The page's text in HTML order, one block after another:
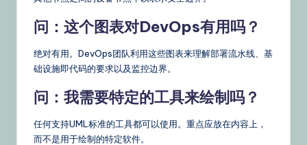
问：这个图表对DevOps有用吗？
绝对有用。DevOps团队利用这些图表来理解部署流水线、基
础设施即代码的要求以及监控边界。
问：我需要特定的工具来绘制吗？
任何支持UML标准的工具都可以使用。重点应放在内容上，
而不是用于绘制的特定软件。